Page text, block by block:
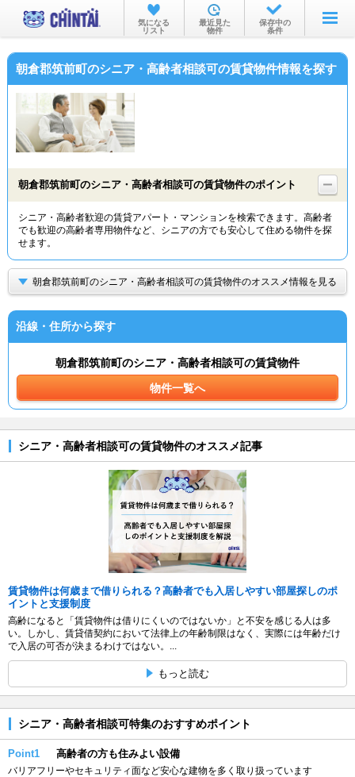
お部屋を探す
沿線・駅から
物件特集から
TOP
気になる
リスト
最近見た
物件
保存中の
条件
朝倉郡筑前町のシニア・高齢者相談可の賃貸物件情報を探す
朝倉郡筑前町のシニア・高齢者相談可の賃貸物件のポイント
シニア・高齢者歓迎の賃貸アパート・マンションを検索できます。高齢者
でも歓迎の高齢者専用物件など、シニアの方でも安心して住める物件を探
せます。
朝倉郡筑前町のシニア・高齢者相談可の賃貸物件のオススメ情報を見る
沿線・住所から探す
朝倉郡筑前町のシニア・高齢者相談可の賃貸物件
物件一覧へ
シニア・高齢者相談可の賃貸物件のオススメ記事
賃貸物件は何歳まで借りられる？高齢者でも入居しやすい部屋探しのポ
イントと支援制度
高齢になると「賃貸物件は借りにくいのではないか」と不安を感じる人は多
い。しかし、賃貸借契約において法律上の年齢制限はなく、実際には年齢だけ
で入居の可否が決まるわけではない。...
もっと読む
シニア・高齢者相談可特集のおすすめポイント
Point1 高齢者の方も住みよい設備
バリアフリーやセキュリティ面など安心な建物を多く取り扱っています